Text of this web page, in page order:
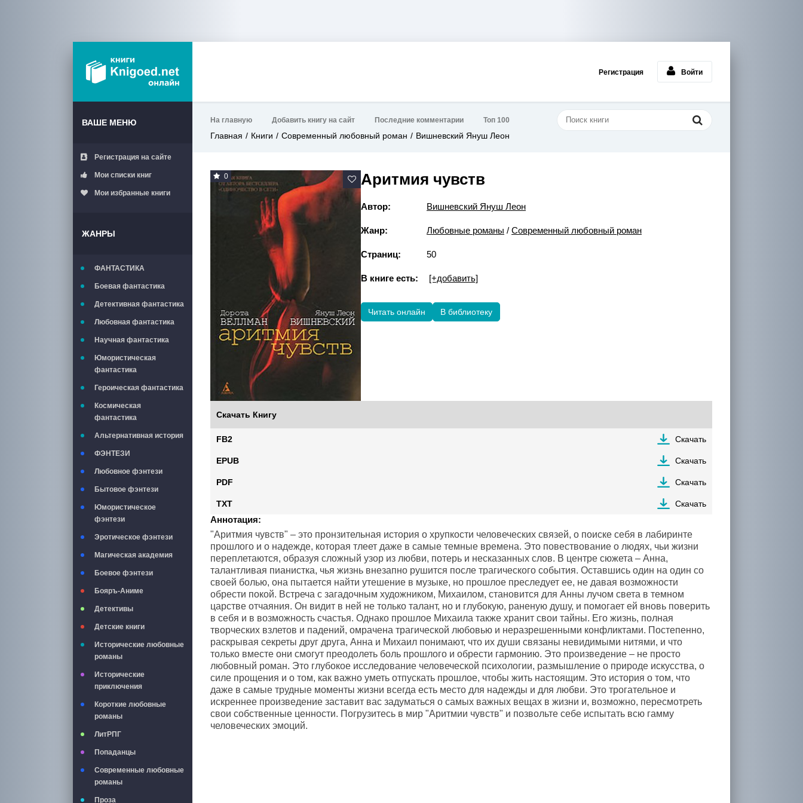
Регистрация Войти
ВАШЕ МЕНЮ
Регистрация на сайте
Мои списки книг
Мои избранные книги
ЖАНРЫ
ФАНТАСТИКА
Боевая фантастика
Детективная фантастика
Любовная фантастика
Научная фантастика
Юмористическая
фантастика
Героическая фантастика
Космическая
фантастика
Альтернативная история
ФЭНТЕЗИ
Любовное фэнтези
Бытовое фэнтези
Юмористическое
фэнтези
Эротическое фэнтези
Магическая академия
Боевое фэнтези
Бояръ-Аниме
Детективы
Детские книги
Исторические любовные
романы
Исторические
приключения
Короткие любовные
романы
ЛитРПГ
Попаданцы
Современные любовные
романы
Проза
На главную Добавить книгу на сайт Последние комментарии Топ 100
Главная Книги Современный любовный роман Вишневский Януш Леон
0 Аритмия чувств
Автор: Вишневский Януш Леон
Жанр: Любовные романы / Современный любовный роман
Страниц: 50
В книге есть: [+добавить]
Читать онлайн В библиотеку
Скачать Книгу
FB2 Скачать
EPUB Скачать
PDF Скачать
TXT Скачать
Аннотация:
"Аритмия чувств" – это пронзительная история о хрупкости человеческих связей, о поиске себя в лабиринте
прошлого и о надежде, которая тлеет даже в самые темные времена. Это повествование о людях, чьи жизни
переплетаются, образуя сложный узор из любви, потерь и несказанных слов. В центре сюжета – Анна,
талантливая пианистка, чья жизнь внезапно рушится после трагического события. Оставшись один на один со
своей болью, она пытается найти утешение в музыке, но прошлое преследует ее, не давая возможности
обрести покой. Встреча с загадочным художником, Михаилом, становится для Анны лучом света в темном
царстве отчаяния. Он видит в ней не только талант, но и глубокую, раненую душу, и помогает ей вновь поверить
в себя и в возможность счастья. Однако прошлое Михаила также хранит свои тайны. Его жизнь, полная
творческих взлетов и падений, омрачена трагической любовью и неразрешенными конфликтами. Постепенно,
раскрывая секреты друг друга, Анна и Михаил понимают, что их души связаны невидимыми нитями, и что
только вместе они смогут преодолеть боль прошлого и обрести гармонию. Это произведение – не просто
любовный роман. Это глубокое исследование человеческой психологии, размышление о природе искусства, о
силе прощения и о том, как важно уметь отпускать прошлое, чтобы жить настоящим. Это история о том, что
даже в самые трудные моменты жизни всегда есть место для надежды и для любви. Это трогательное и
искреннее произведение заставит вас задуматься о самых важных вещах в жизни и, возможно, пересмотреть
свои собственные ценности. Погрузитесь в мир "Аритмии чувств" и позвольте себе испытать всю гамму
человеческих эмоций.